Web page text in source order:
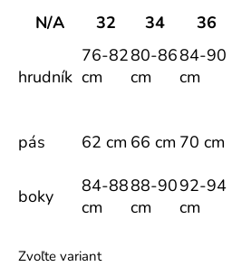
N/A 32 34 36
hrudník
76-82
cm
80-86
cm
84-90
cm
pás
62 cm 66 cm 70 cm
boky
84-88
cm
88-90
cm
92-94
cm
Zvoľte variant
e